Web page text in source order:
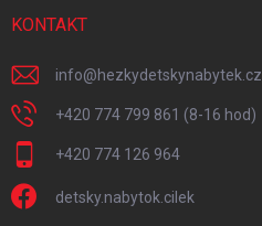
KONTAKT
info@hezkydetskynabytek.cz
+420 774 799 861 (8-16 hod)
+420 774 126 964
detsky.nabytok.cilek